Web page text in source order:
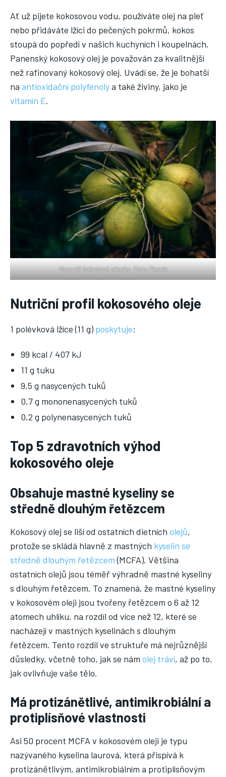
Ať už pijete kokosovou vodu, používáte olej na pleť
nebo přidáváte lžíci do pečených pokrmů, kokos
stoupá do popředí v našich kuchyních i koupelnách.
Panenský kokosový olej je považován za kvalitnější
než rafinovaný kokosový olej. Uvádí se, že je bohatší
na antioxidační polyfenolya také živiny, jako je
vitamín E.
Nezralé kokosové ořechy. Foto: Pexels
Nutriční profil kokosového oleje
1 polévková lžíce (11 g) poskytuje:
99 kcal / 407 kJ
11 g tuku
9,5 g nasycených tuků
0,7 g mononenasycených tuků
0,2 g polynenasycených tuků
Top 5 zdravotních výhod
kokosového oleje
Obsahuje mastné kyseliny se
středně dlouhým řetězcem
Kokosový olej se liší od ostatních dietních olejů,
protože se skládá hlavně z mastných kyselin se
středně dlouhým řetězcem(MCFA). Většina
ostatních olejů jsou téměř výhradně mastné kyseliny
s dlouhým řetězcem. To znamená, že mastné kyseliny
v kokosovém oleji jsou tvořeny řetězcem o 6 až 12
atomech uhlíku, na rozdíl od více než 12, které se
nacházejí v mastných kyselinách s dlouhým
řetězcem. Tento rozdíl ve struktuře má nejrůznější
důsledky, včetně toho, jak se nám olej tráví, až po to,
jak ovlivňuje vaše tělo.
Má protizánětlivé, antimikrobiální a
protiplísňové vlastnosti
Asi 50 procent MCFA v kokosovém oleji je typu
nazývaného kyselina laurová, která přispívá k
protizánětlivým, antimikrobiálním a protiplísňovým